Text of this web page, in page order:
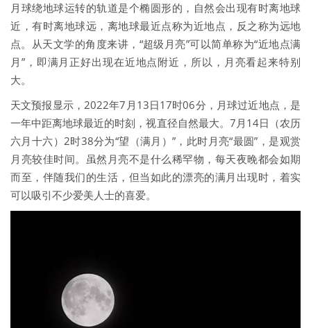
月球绕地球运转的轨道是个椭圆形的，自然会出现有时离地球
近，有时离地球远，离地球最近点称为近地点，反之称为远地
点。从天文学的角度来讲，“超级月亮”可以简单称为“近地点满
月”，即满月正好出现在近地点附近，所以，月亮看起来特别
大。
天文预报显示，2022年7月13日17时06分，月球过近地点，是
一年中距离地球最近的时刻，视直径自然最大。7月14日（农历
六月十六）2时38分为“望（满月）”，此时月亮“最圆”，是观赏
月亮较佳时间。虽然月亮不是什么稀罕物，每天夜晚都会如期
而至，伴随我们的生活，但当如此的漂亮的满月出现时，着实
可以吸引不少爱美人士的喜爱。